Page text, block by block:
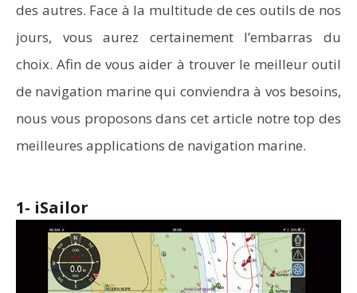
des autres. Face à la multitude de ces outils de nos
jours, vous aurez certainement l’embarras du
choix. Afin de vous aider à trouver le meilleur outil
de navigation marine qui conviendra à vos besoins,
nous vous proposons dans cet article notre top des
meilleures applications de navigation marine.
1- iSailor